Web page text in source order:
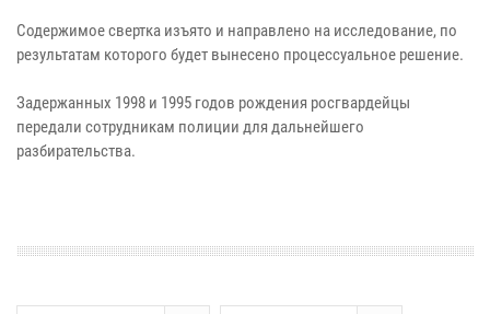
Содержимое свертка изъято и направлено на исследование, по
результатам которого будет вынесено процессуальное решение.
Задержанных 1998 и 1995 годов рождения росгвардейцы
передали сотрудникам полиции для дальнейшего
разбирательства.